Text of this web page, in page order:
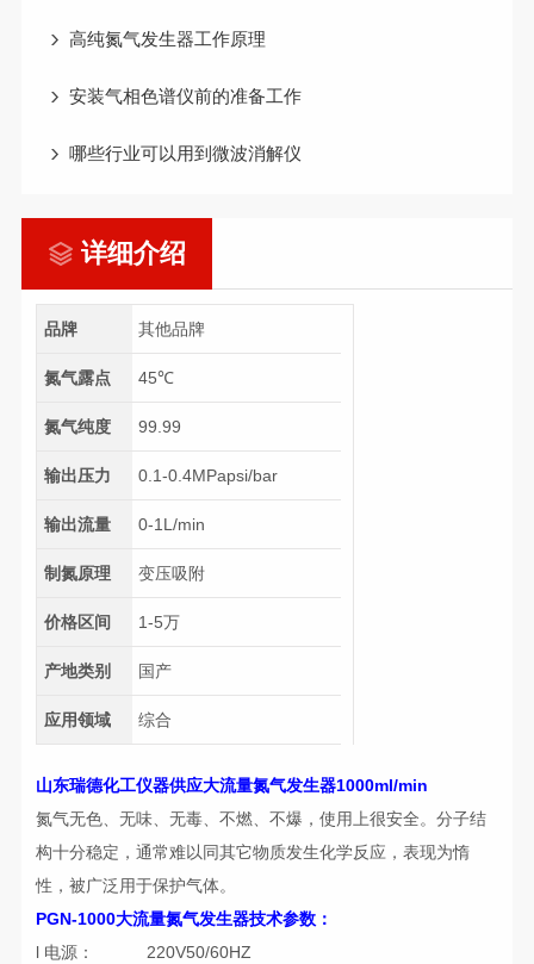
高纯氮气发生器工作原理
安装气相色谱仪前的准备工作
哪些行业可以用到微波消解仪
详细介绍
品牌 其他品牌
氮气露点 45℃
氮气纯度 99.99
输出压力 0.1-0.4MPapsi/bar
输出流量 0-1L/min
制氮原理 变压吸附
价格区间 1-5万
产地类别 国产
应用领域 综合
山东瑞德化工仪器供应大流量氮气发生器1000ml/min
氮气无色、无味、无毒、不燃、不爆，使用上很安全。分子结
构十分稳定，通常难以同其它物质发生化学反应，表现为惰
性，被广泛用于保护气体。
PGN-1000大流量氮气发生器技术参数：
l 电源： 220V50/60HZ